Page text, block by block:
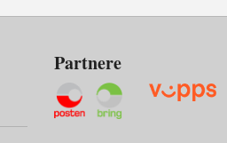
Partnere